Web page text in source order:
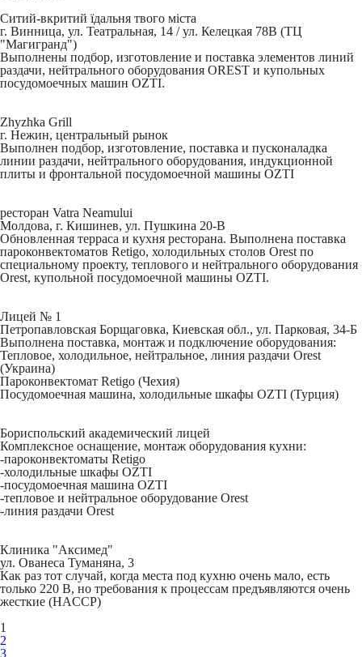
Ситий-вкритий їдальня твого міста
г. Винница, ул. Театральная, 14 / ул. Келецкая 78В (ТЦ
"Магигранд")
Выполнены подбор, изготовление и поставка элементов линий
раздачи, нейтрального оборудования OREST и купольных
посудомоечных машин OZTI.
Zhyzhka Grill
г. Нежин, центральный рынок
Выполнен подбор, изготовление, поставка и пусконаладка
линии раздачи, нейтрального оборудования, индукционной
плиты и фронтальной посудомоечной машины OZTI
ресторан Vatra Neamului
Молдова, г. Кишинев, ул. Пушкина 20-В
Обновленная терраса и кухня ресторана. Выполнена поставка
пароконвектоматов Retigo, холодильных столов Orest по
специальному проекту, теплового и нейтрального оборудования
Orest, купольной посудомоечной машины OZTI.
Лицей № 1
Петропавловская Борщаговка, Киевская обл., ул. Парковая, 34-Б
Выполнена поставка, монтаж и подключение оборудования:
Тепловое, холодильное, нейтральное, линия раздачи Orest
(Украина)
Пароконвектомат Retigo (Чехия)
Посудомоечная машина, холодильные шкафы OZTI (Турция)
Бориспольский академический лицей
Комплексное оснащение, монтаж оборудования кухни:
-пароконвектоматы Retigo
-холодильные шкафы OZTI
-посудомоечная машина OZTI
-тепловое и нейтральное оборудование Orest
-линия раздачи Orest
Клиника "Аксимед"
ул. Ованеса Туманяна, 3
Как раз тот случай, когда места под кухню очень мало, есть
только 220 В, но требования к процессам предъявляются очень
жесткие (HACCP)
1
2
3